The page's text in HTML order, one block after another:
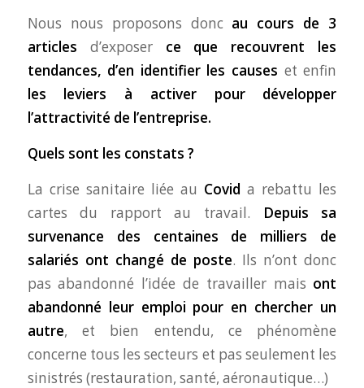
Nous nous proposons donc au cours de 3
articles d’exposer ce que recouvrent les
tendances, d’en identifier les causes et enfin
les leviers à activer pour développer
l’attractivité de l’entreprise.
Quels sont les constats ?
La crise sanitaire liée au Covid a rebattu les
cartes du rapport au travail. Depuis sa
survenance des centaines de milliers de
salariés ont changé de poste. Ils n’ont donc
pas abandonné l’idée de travailler mais ont
abandonné leur emploi pour en chercher un
autre, et bien entendu, ce phénomène
concerne tous les secteurs et pas seulement les
sinistrés (restauration, santé, aéronautique…)